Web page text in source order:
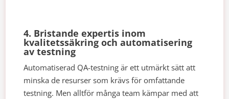
4. Bristande expertis inom
kvalitetssäkring och automatisering
av testning
Automatiserad QA-testning är ett utmärkt sätt att
minska de resurser som krävs för omfattande
testning. Men alltför många team kämpar med att